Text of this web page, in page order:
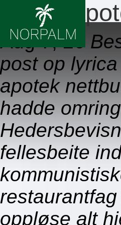
Lyrica
Aug 7, 26
post op
apotek
hadde
fellesbeite
oppløse alt